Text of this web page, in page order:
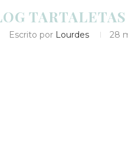
Escrito por Lourdes 28